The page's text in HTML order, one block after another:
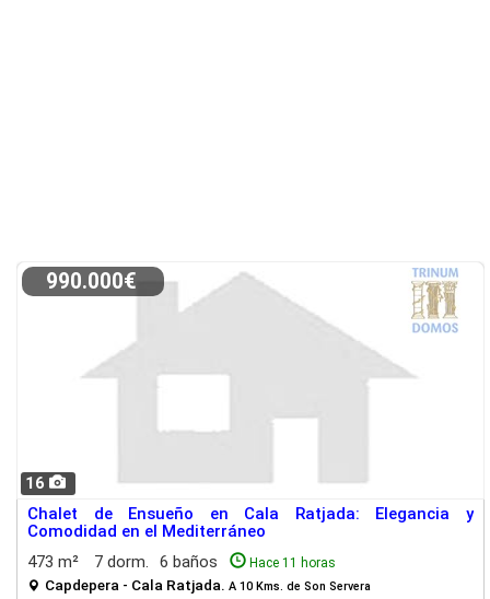
16
990.000€
Chalet de Ensueño en Cala Ratjada: Elegancia y
Comodidad en el Mediterráneo
473 m²
7 dorm. 6 baños Hace 11 horas
Capdepera - Cala Ratjada. A 10 Kms. de Son Servera